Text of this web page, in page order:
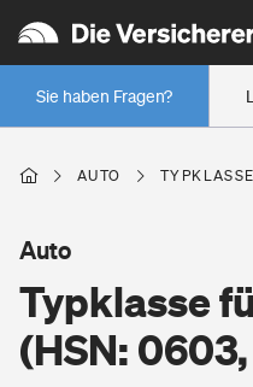
Sie haben Fragen?
Wer versichert was: Jetzt
Regionalklassen: So ist Ihre
Wer versichert was: Jetzt
Wohnen
AUTO
Typklasse
(HSN:
Auto